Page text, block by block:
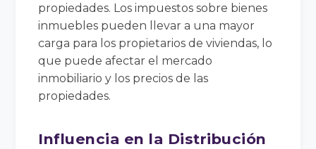
propiedades. Los impuestos sobre bienes
inmuebles pueden llevar a una mayor
carga para los propietarios de viviendas, lo
que puede afectar el mercado
inmobiliario y los precios de las
propiedades.
Influencia en la Distribución